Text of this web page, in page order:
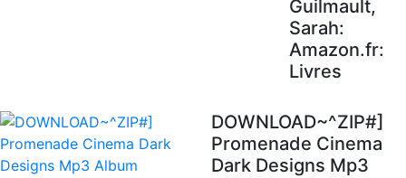
Guilmault,
Sarah:
Amazon.fr:
Livres
DOWNLOAD~^ZIP#]
Promenade Cinema
Dark Designs Mp3